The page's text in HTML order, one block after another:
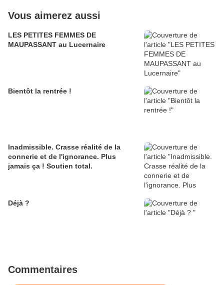
Vous aimerez aussi
LES PETITES FEMMES DE
MAUPASSANT au Lucernaire
Bientôt la rentrée !
Inadmissible. Crasse réalité de la
connerie et de l'ignorance. Plus
jamais ça ! Soutien total.
Déjà ?
Commentaires